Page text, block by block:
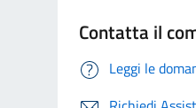
Contatta il
Leggi le